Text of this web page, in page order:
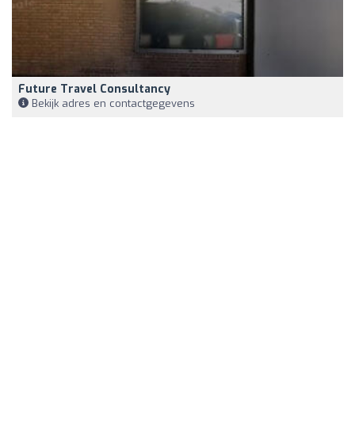
Future Travel Consultancy
Bekijk adres en contactgegevens